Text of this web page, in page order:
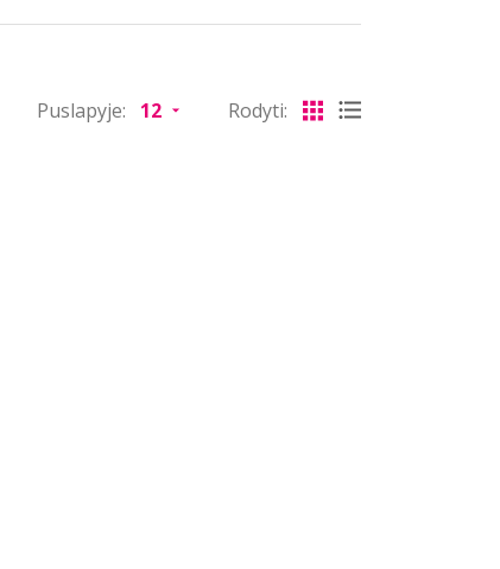
Puslapyje: Rodyti: